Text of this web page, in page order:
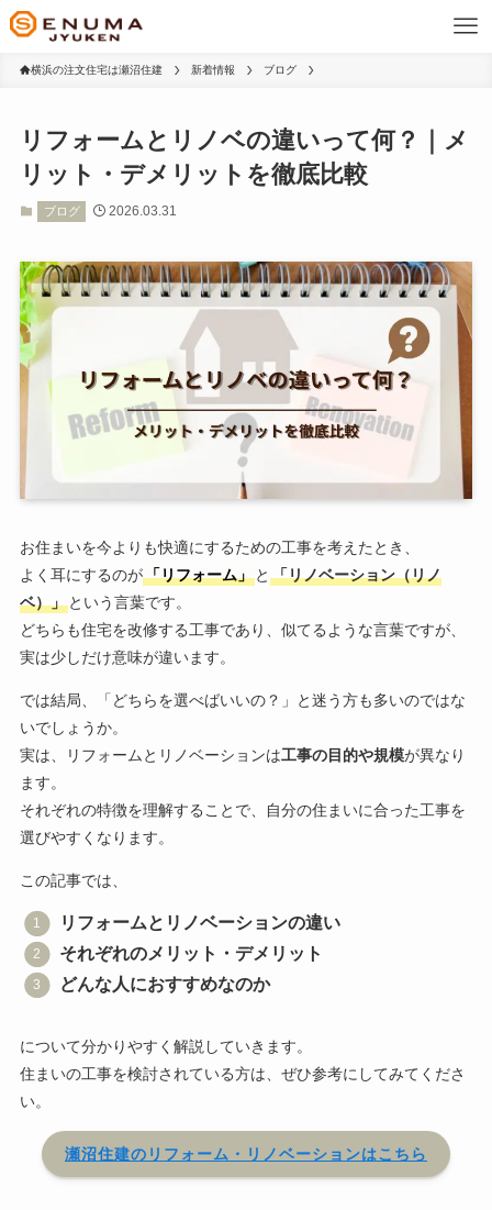
横浜の注文住宅は瀬沼住建 新着情報 ブログ
リフォームとリノベの違いって何？｜メ
リット・デメリットを徹底比較
ブログ 2026.03.31
お住まいを今よりも快適にするための工事を考えたとき、
よく耳にするのが「リフォーム」と 「リノベーション（リノ
ベ）」という言葉です。
どちらも住宅を改修する工事であり、似てるような言葉ですが、
実は少しだけ意味が違います。
では結局、「どちらを選べばいいの？」と迷う方も多いのではな
いでしょうか。
実は、リフォームとリノベーションは工事の目的や規模が異なり
ます。
それぞれの特徴を理解することで、自分の住まいに合った工事を
選びやすくなります。
この記事では、
リフォームとリノベーションの違い
それぞれのメリット・デメリット
どんな人におすすめなのか
について分かりやすく解説していきます。
住まいの工事を検討されている方は、ぜひ参考にしてみてくださ
い。
瀬沼住建のリフォーム・リノベーションはこちら